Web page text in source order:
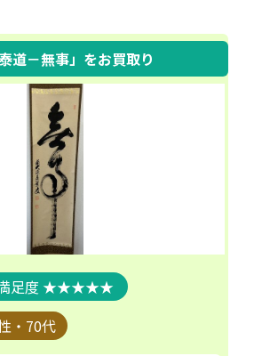
道－無事」 をお買取り
★★★★★
・70代